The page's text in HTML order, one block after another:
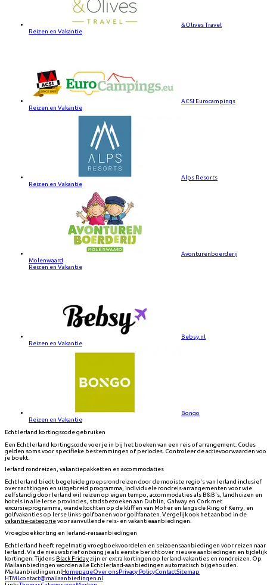
&Olives Travel
Reizen en Vakantie
ACSI Eurocampings
Reizen en Vakantie
Alps Resorts
Reizen en Vakantie
Avonturenboerderij
Molenwaard
Reizen en Vakantie
Bebsy.nl
Reizen en Vakantie
Bongo
Reizen en Vakantie
Echt Ierland kortingscode gebruiken
Een Echt Ierland kortingscode voer je in bij het boeken van een reis of arrangement. Codes
gelden soms voor specifieke bestemmingen of periodes. Controleer de actievoorwaarden
je boekt.
Ierland rondreizen, vakantiepakketten en accommodaties
Echt Ierland biedt begeleide groepsrondreizen door de mooiste regio's van Ierland inclusief
overnachtingen en uitgebreid programma, individuele rondreis-arrangementen voor wie
zelfstandig door Ierland wil reizen op eigen tempo, accommodaties als B&B's, landhuizen en
hotels in alle Ierse provincies, stadsbezoeken aan Dublin, Galway en Cork met
excursieprogramma, wandeltochten op de kliffen van Moher en langs de Ring of Kerry, en
golfvakanties op Ierse links-golfbanen voor golffanaten. Vergelijk ook het aanbod in de
vakantie-categorievoor aanvullende reis- en vakantieaanbiedingen.
Vroegboekkorting en Ierland-reisaanbiedingen
Echt Ierland heeft regelmatig vroegboekvoordelen en seizoensaanbiedingen voor reizen naar
Ierland. Via de nieuwsbrief ontvang je als eerste bericht over nieuwe aanbiedingen en
kortingen. Tijdens Black Fridayzijn er extra kortingen op Ierland-vakanties en rondreizen. Op
Mailaanbiedingen worden alle Echt Ierland-aanbiedingen automatisch bijgehouden.
Mailaanbiedingen.nlHomepageOver onsPrivacy PolicyContactSitemap
HTML contact@mailaanbiedingen.nl